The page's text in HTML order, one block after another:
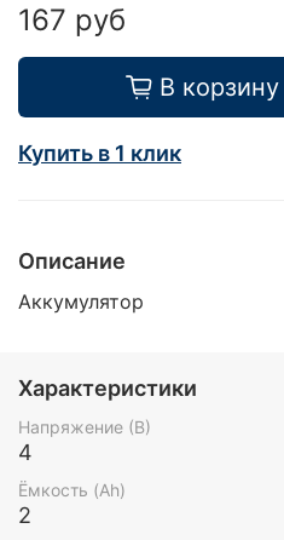
167 руб
В корзину
Купить в 1 клик
Описание
Аккумулятор
Характеристики
Напряжение (В)
4
Ёмкость (Ah)
2